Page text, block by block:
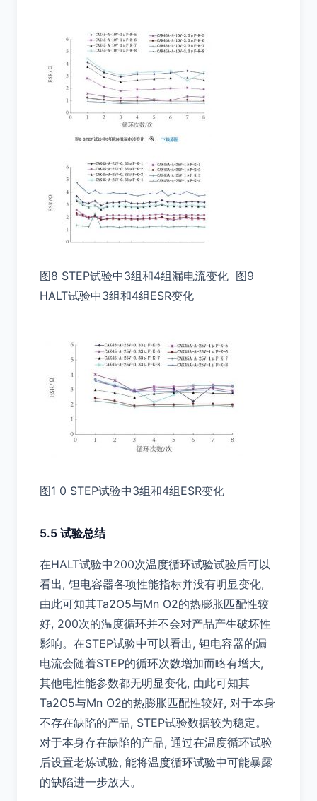
图8 STEP试验中3组和4组漏电流变化 图9
HALT试验中3组和4组ESR变化
图1 0 STEP试验中3组和4组ESR变化
5.5 试验总结
在HALT试验中200次温度循环试验试验后可以
看出, 钽电容器各项性能指标并没有明显变化,
由此可知其Ta2O5与Mn O2的热膨胀匹配性较
好, 200次的温度循环并不会对产品产生破坏性
影响。在STEP试验中可以看出, 钽电容器的漏
电流会随着STEP的循环次数增加而略有增大,
其他电性能参数都无明显变化, 由此可知其
Ta2O5与Mn O2的热膨胀匹配性较好, 对于本身
不存在缺陷的产品, STEP试验数据较为稳定。
对于本身存在缺陷的产品, 通过在温度循环试验
后设置老炼试验, 能将温度循环试验中可能暴露
的缺陷进一步放大。